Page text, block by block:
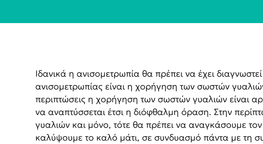
Ιδανικά η ανισομετρωπία θα πρέπει να έχει
ανισομετρωπίας είναι η χορήγηση των σωστών
περιπτώσεις η χορήγηση των σωστών γυαλιών είναι
να αναπτύσσεται έτσι η διόφθαλμη όραση. Στην
γυαλιών και μόνο, τότε θα πρέπει να αναγκάσουμε
καλύψουμε το καλό μάτι, σε συνδυασμό πάντα με τη